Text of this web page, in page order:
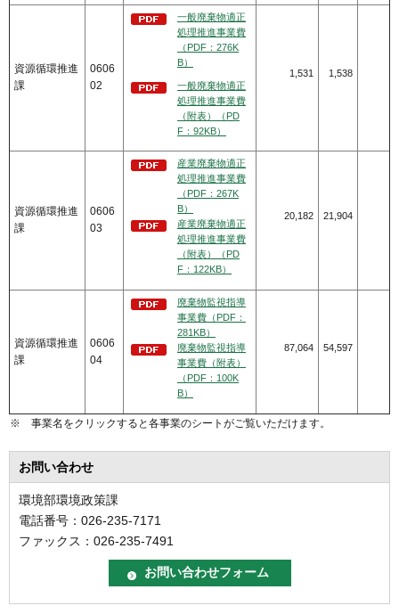
資源循環推進
課
0606
02
一般廃棄物適正
処理推進事業費
（PDF：276K
B）
一般廃棄物適正
処理推進事業費
（附表）（PD
F：92KB）
1,531 1,538
資源循環推進
課
0606
03
産業廃棄物適正
処理推進事業費
（PDF：267K
B）
産業廃棄物適正
処理推進事業費
（附表）（PD
F：122KB）
20,182 21,904
資源循環推進
課
0606
04
廃棄物監視指導
事業費（PDF：
281KB）
廃棄物監視指導
事業費（附表）
（PDF：100K
B）
87,064 54,597
※ 事業名をクリックすると各事業のシートがご覧いただけます。
お問い合わせ
環境部環境政策課
電話番号：026-235-7171
ファックス：026-235-7491